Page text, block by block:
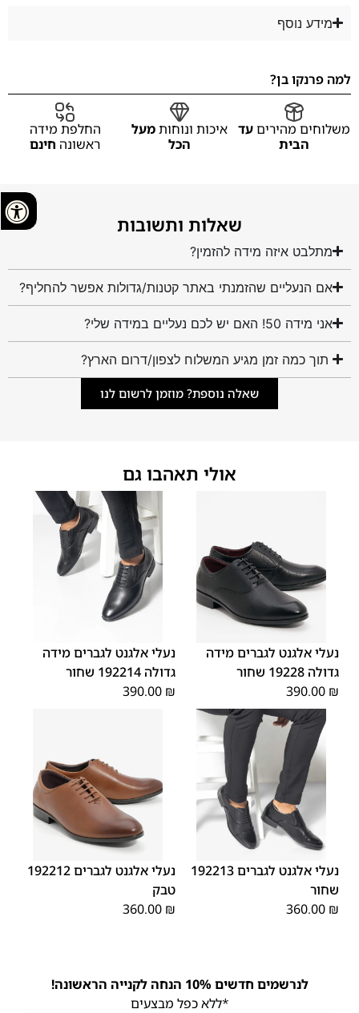
מידע נוסף
למה פרנקו בן?
משלוחים מהיריםעד
הבית
איכות ונוחותמעל
הכל
החלפת מידה
ראשונה חינם
שאלות ותשובות
מתלבט איזה מידה להזמין?
אם הנעליים שהזמנתי באתר קטנות/גדולות אפשר להחליף?
אני מידה 50! האם יש לכם נעליים במידה שלי?
תוך כמה זמן מגיע המשלוח לצפון/דרום הארץ?
שאלה נוספת? מוזמן לרשום לנו
אולי תאהבו גם
נעלי אלגנט לגברים מידה
גדולה 19228 שחור
390.00 ₪
נעלי אלגנט לגברים מידה
גדולה 192214 שחור
390.00 ₪
39
40
42
43
נעלי אלגנט לגברים 192213
שחור
360.00 ₪
40
41
42
43
נעלי אלגנט לגברים 192212
טבק
360.00 ₪
לנרשמים חדשים 10% הנחה לקנייה הראשונה!
*ללא כפל מבצעים